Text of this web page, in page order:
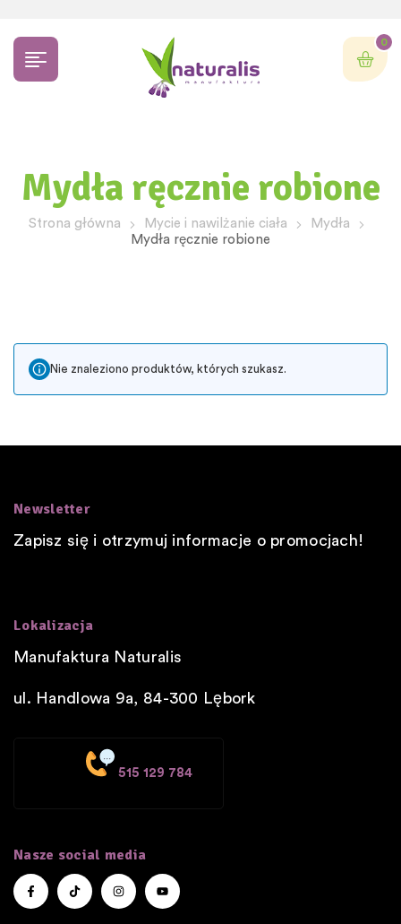
0
Mydła ręcznie robione
Strona główna Mycie i nawilżanie ciała
Mydła
Mydła ręcznie robione
Nie znaleziono produktów, których szukasz.
Newsletter
Zapisz się i otrzymuj informacje o promocjach!
Lokalizacja
Manufaktura Naturalis
ul. Handlowa 9a, 84-300 Lębork
515 129 784
Nasze social media